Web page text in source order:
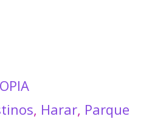
, Harar, Parque